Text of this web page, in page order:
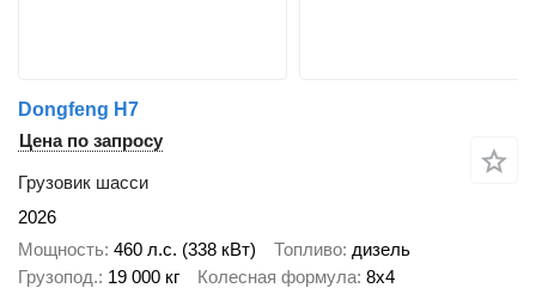
Dongfeng H7
Цена по запросу
Грузовик шасси
2026
Мощность 460 л.с. (338 кВт) Топливо дизель
Грузопод. 19 000 кг Колесная формула 8x4